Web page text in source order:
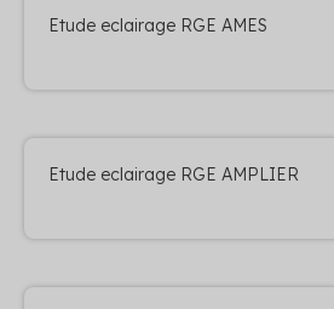
Etude eclairage RGE AMES
Etude eclairage RGE AMPLIER